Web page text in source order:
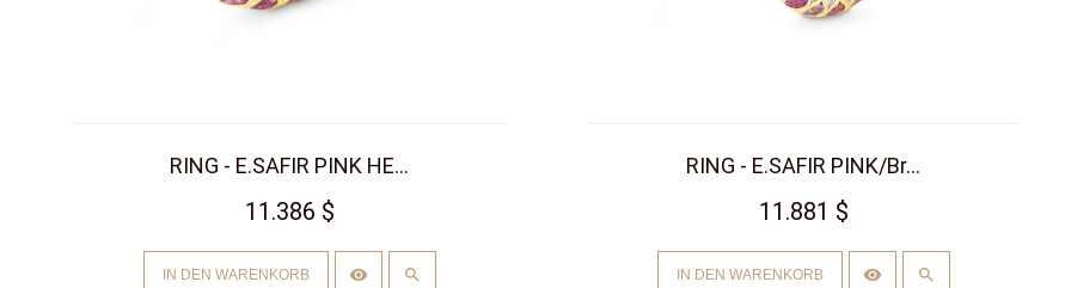
RING - E.SAFIR PINK HE...
11.386 $
IN DEN WARENKORB
RING - E.SAFIR PINK/Br...
11.881 $
IN DEN WARENKORB